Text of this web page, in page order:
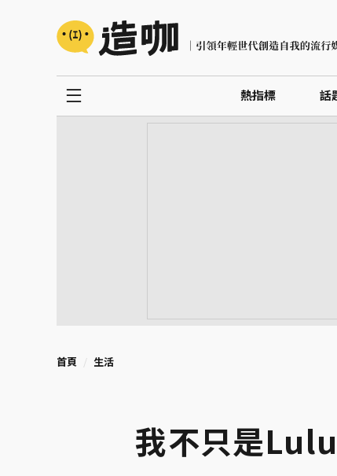
熱指標 話
首頁 生活
我不只是